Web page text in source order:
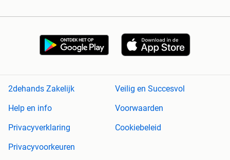
2dehands Zakelijk
Veilig en Succesvol
Help en info
Voorwaarden
Privacyverklaring
Cookiebeleid
Privacyvoorkeuren